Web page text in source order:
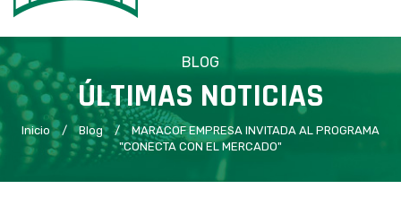
BLOG
ÚLTIMAS NOTICIAS
Inicio / Blog /
MARACOF EMPRESA INVITADA AL PROGRAMA
"CONECTA CON EL MERCADO"